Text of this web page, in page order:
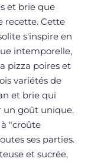
et brie que
recette. Cette
s'inspire en
intemporelle,
pizza poires et
variétés de
et brie qui
un goût unique.
"croûte
ses parties.
et sucrée,